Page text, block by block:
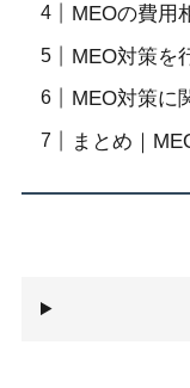
MEOの費用
MEO対策を
MEO対策に
まとめ｜